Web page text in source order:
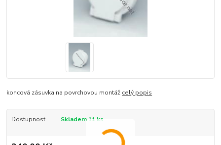
koncová zásuvka na povrchovou montáž celý popis
Dostupnost Skladem 11 ks